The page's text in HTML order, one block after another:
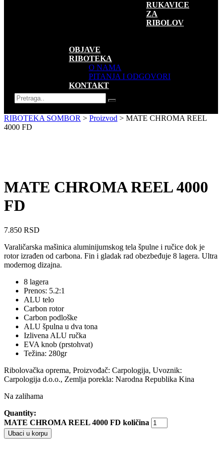
RUKAVICE
ZA
RIBOLOV
OBJAVE
RIBOTEKA
O NAMA
PITANJA I ODGOVORI
KONTAKT
RIBOTEKA SOMBOR > Proizvod > MATE CHROMA REEL
4000 FD
MATE CHROMA REEL 4000
FD
7.850 RSD
Varaličarska mašinica aluminijumskog tela špulne i ručice dok je
rotor izrađen od carbona. Fin i gladak rad obezbeđuje 8 lagera. Ultra
modernog dizajna.
8 lagera
Prenos: 5.2:1
ALU telo
Carbon rotor
Carbon podloške
ALU špulna u dva tona
Izlivena ALU ručka
EVA knob (prstohvat)
Težina: 280gr
Ribolovačka oprema, Proizvođač: Carpologija, Uvoznik:
Carpologija d.o.o., Zemlja porekla: Narodna Republika Kina
Na zalihama
Quantity:
MATE CHROMA REEL 4000 FD količina
Ubaci u korpu